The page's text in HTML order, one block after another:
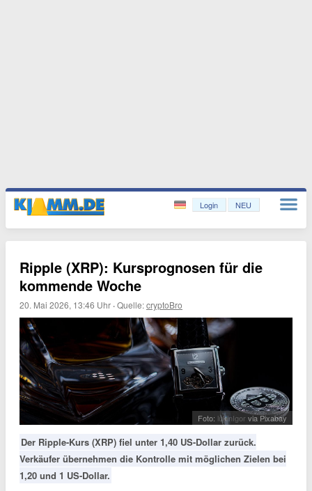
Login NEU
Ripple (XRP): Kursprognosen für die
kommende Woche
20. Mai 2026, 13:46 Uhr ·Quelle:cryptoBro
Foto: lukinIgor via Pixabay
Der Ripple-Kurs (XRP) fiel unter 1,40 US-Dollar zurück.
Verkäufer übernehmen die Kontrolle mit möglichen Zielen bei
1,20 und 1 US-Dollar.